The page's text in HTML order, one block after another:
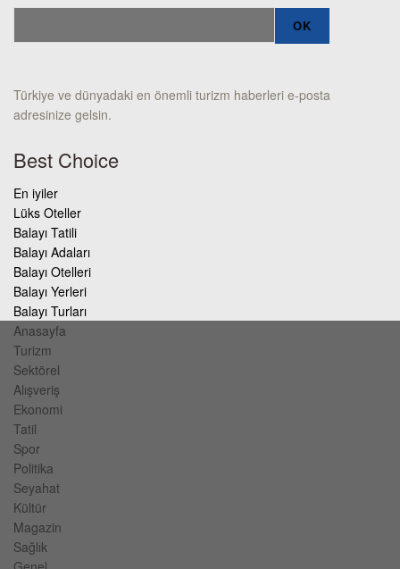
Türkiye ve dünyadaki en önemli turizm haberleri e-posta
adresinize gelsin.
Best Choice
En iyiler
Lüks Oteller
Balayı Tatili
Balayı Adaları
Balayı Otelleri
Balayı Yerleri
Balayı Turları
Anasayfa
Turizm
Sektörel
Alışveriş
Ekonomi
Tatil
Spor
Politika
Seyahat
Kültür
Magazin
Sağlık